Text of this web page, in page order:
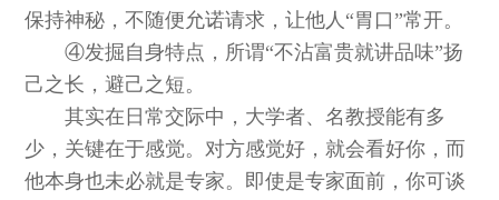
保持神秘，不随便允诺请求，让他人“胃口”常开。
④发掘自身特点，所谓“不沾富贵就讲品味”扬
己之长，避己之短。
其实在日常交际中，大学者、名教授能有多
少，关键在于感觉。对方感觉好，就会看好你，而
他本身也未必就是专家。即使是专家面前，你可谈